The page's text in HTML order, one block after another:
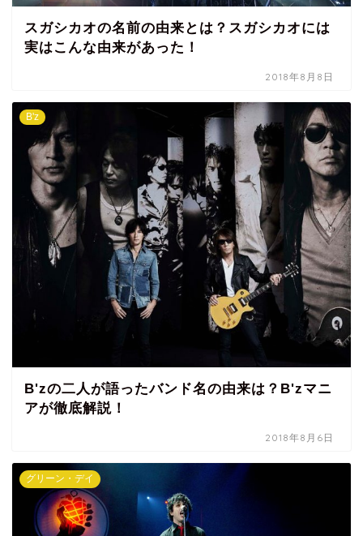
スガシカオの名前の由来とは？スガシカオには
実はこんな由来があった！
2018年8月8日
B'z
B'zの二人が語ったバンド名の由来は？B'zマニ
アが徹底解説！
2018年8月6日
グリーン・デイ